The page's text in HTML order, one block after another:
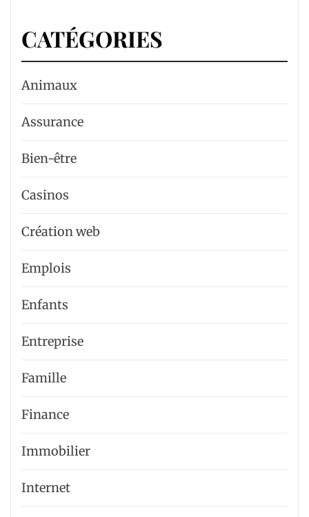
CATÉGORIES
Animaux
Assurance
Bien-être
Casinos
Création web
Emplois
Enfants
Entreprise
Famille
Finance
Immobilier
Internet